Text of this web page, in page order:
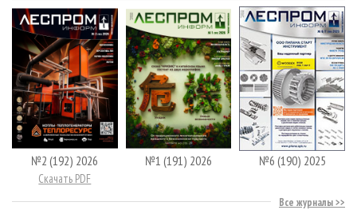
№2 (192) 2026
Скачать PDF
№1 (191) 2026 №6 (190) 2025
Все журналы